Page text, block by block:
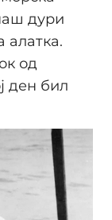
дури
алатка.
од
ден бил